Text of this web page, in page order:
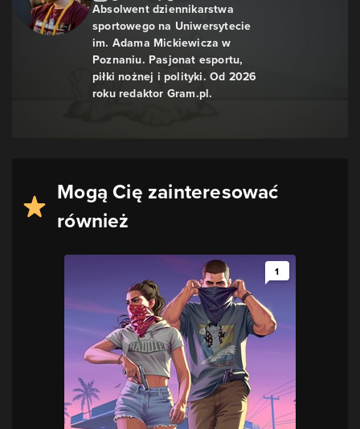
Absolwent dziennikarstwa
sportowego na Uniwersytecie
im. Adama Mickiewicza w
Poznaniu. Pasjonat esportu,
piłki nożnej i polityki. Od 2026
roku redaktor Gram.pl.
Mogą Cię zainteresować
również
1